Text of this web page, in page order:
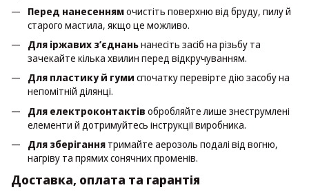
Перед нанесеннямочистіть поверхню від бруду, пилу й
старого мастила, якщо це можливо.
Для іржавих з’єднаньнанесіть засіб на різьбу та
зачекайте кілька хвилин перед відкручуванням.
Для пластику й гуми спочатку перевірте дію засобу на
непомітній ділянці.
Для електроконтактів обробляйте лише знеструмлені
елементи й дотримуйтесь інструкції виробника.
Для зберігання тримайте аерозоль подалі від вогню,
нагріву та прямих сонячних променів.
Доставка, оплата та гарантія